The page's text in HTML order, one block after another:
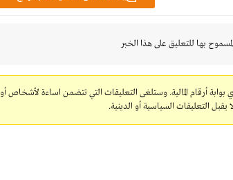
بها للتعليق على هذا الخبر
بوابة أرقام المالية. وستلغى التعليقات التي تتضمن اساءة لأشخاص أو
التعليقات السياسية أو الدينية.